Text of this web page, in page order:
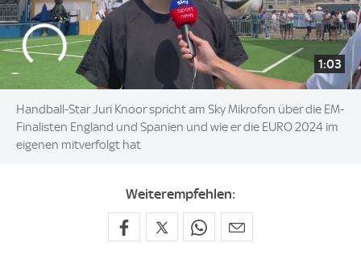
1:03
Handball-Star Juri Knoor spricht am Sky Mikrofon über die EM-
Finalisten England und Spanien und wie er die EURO 2024 im
eigenen mitverfolgt hat
Weiterempfehlen: